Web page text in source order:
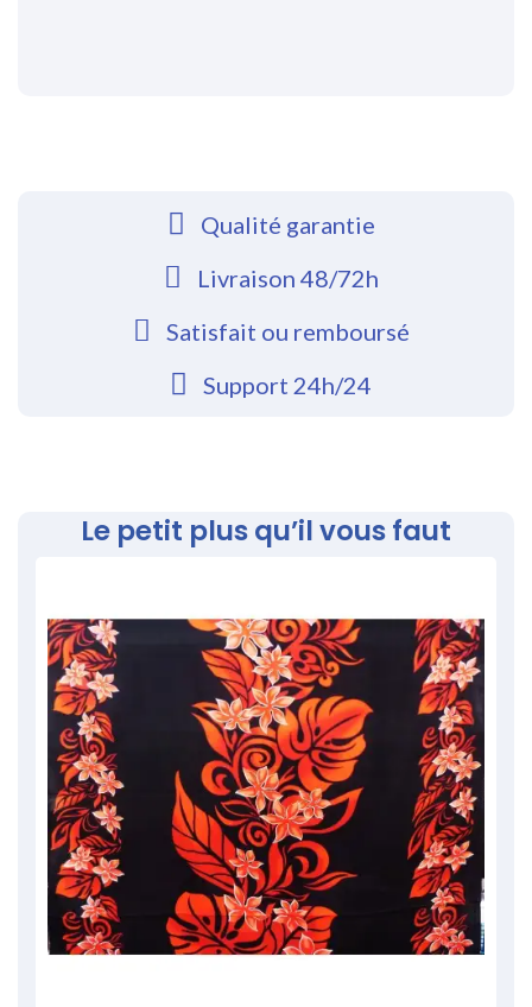
Qualité garantie
Livraison 48/72h
Satisfait ou remboursé
Support 24h/24
Le petit plus qu’il vous faut